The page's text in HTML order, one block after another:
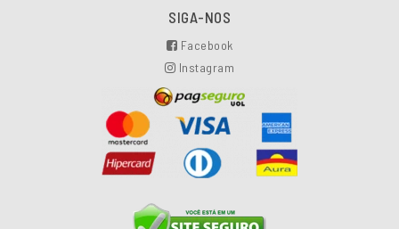
SIGA-NOS
Facebook
Instagram